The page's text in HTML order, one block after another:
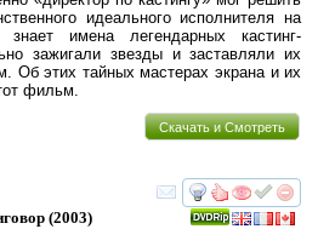
идеального исполнителя на
имена легендарных кастинг-
зажигали звезды и заставляли их
Об этих тайных мастерах экрана и их
фильм.
Скачать и Смотреть
смотреть
(2003)